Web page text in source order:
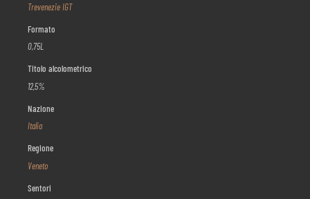
Trevenezie IGT
Formato
0,75L
Titolo alcolometrico
12,5%
Nazione
Italia
Regione
Veneto
Sentori